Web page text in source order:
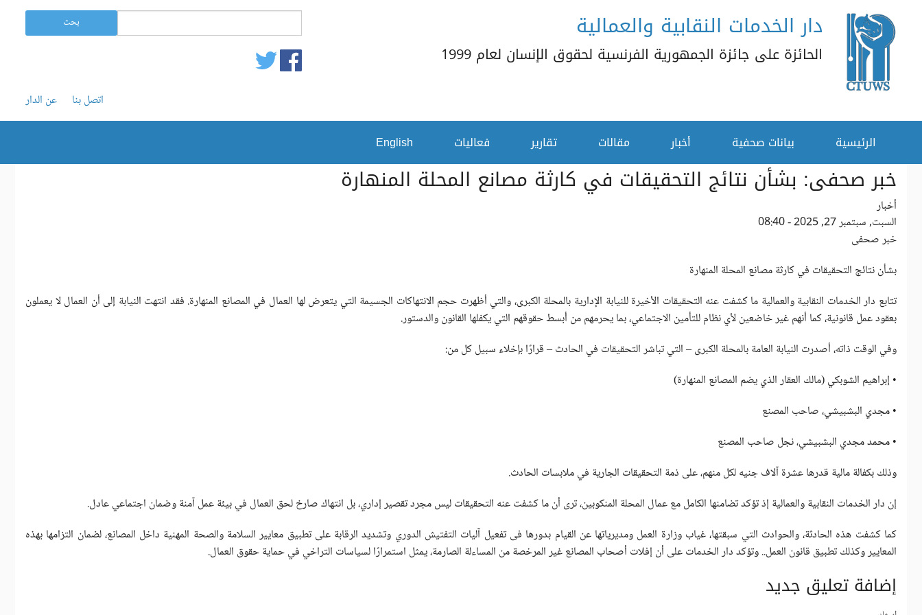
تجاوز إلى المحتوى الرئيسيدار الخدمات النقابية والعمالية
الحائزة على جائزة الجمهورية الفرنسية لحقوق الإنسان لعام 1999
بحث
اتصل بنا عن الدار
الرئيسية بيانات صحفية أخبار مقالات تقارير فعاليات English
خبر صحفى: بشأن نتائج التحقيقات في كارثة مصانع المحلة المنهارة
أخبار
السبت, سبتمبر 27, 2025 - 08:40
خبر صحفى
بشأن نتائج التحقيقات في كارثة مصانع المحلة المنهارة
تتابع دار الخدمات النقابية والعمالية ما كشفت عنه التحقيقات الأخيرة للنيابة الإدارية بالمحلة الكبرى، والتي أظهرت حجم الانتهاكات الجسيمة التي يتعرض لها العمال في المصانع المنهارة. فقد انتهت النيابة إلى أن العمال لا يعملون
بعقود عمل قانونية، كما أنهم غير خاضعين لأي نظام للتأمين الاجتماعي، بما يحرمهم من أبسط حقوقهم التي يكفلها القانون والدستور.
وفي الوقت ذاته، أصدرت النيابة العامة بالمحلة الكبرى – التي تباشر التحقيقات في الحادث – قرارًا بإخلاء سبيل كل من:
• إبراهيم الشوبكي (مالك العقار الذي يضم المصانع المنهارة)
• مجدي البشبيشي، صاحب المصنع
• محمد مجدي البشبيشي، نجل صاحب المصنع
وذلك بكفالة مالية قدرها عشرة آلاف جنيه لكل منهم، على ذمة التحقيقات الجارية في ملابسات الحادث.
إن دار الخدمات النقابية والعمالية إذ تؤكد تضامنها الكامل مع عمال المحلة المنكوبين، ترى أن ما كشفت عنه التحقيقات ليس مجرد تقصير إداري، بل انتهاك صارخ لحق العمال في بيئة عمل آمنة وضمان اجتماعي عادل.
كما كشفت هذه الحادثة، والحوادث التي سبقتها، غياب وزارة العمل ومديرياتها عن القيام بدورها فى تفعيل آليات التفتيش الدوري وتشديد الرقابة على تطبيق معايير السلامة والصحة المهنية داخل المصانع، لضمان التزامها بهذه
المعايير وكذلك تطبيق قانون العمل.. وتؤكد دار الخدمات على أن إفلات أصحاب المصانع غير المرخصة من المساءلة الصارمة، يمثل استمرارًا لسياسات التراخي في حماية حقوق العمال.
إضافة تعليق جديد